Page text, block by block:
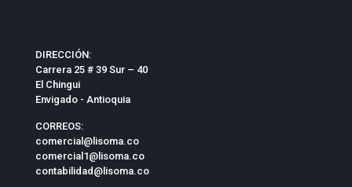
DIRECCIÓN:
Carrera 25 # 39 Sur – 40
El Chingui
Envigado - Antioquia
CORREOS:
comercial@lisoma.co
comercial1@lisoma.co
contabilidad@lisoma.co